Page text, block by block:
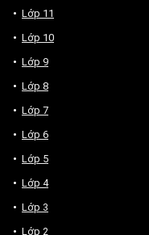
Lớp 11
Lớp 10
Lớp 9
Lớp 8
Lớp 7
Lớp 6
Lớp 5
Lớp 4
Lớp 3
Lớp 2